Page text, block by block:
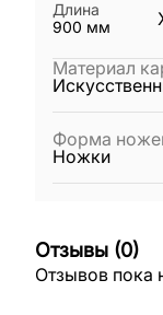
Длина
900 мм
Материал
Форма
Ножки
Отзывы (0)
Отзывов пока